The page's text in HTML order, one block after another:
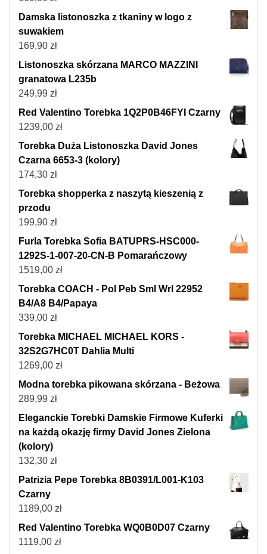
Damska listonoszka z tkaniny w logo z
suwakiem
169,90 zł
Listonoszka skórzana MARCO MAZZINI
granatowa L235b
249,99 zł
Red Valentino Torebka 1Q2P0B46FYI Czarny
1239,00 zł
Torebka Duża Listonoszka David Jones
Czarna 6653-3 (kolory)
174,30 zł
Torebka shopperka z naszytą kieszenią z
przodu
199,90 zł
Furla Torebka Sofia BATUPRS-HSC000-
1292S-1-007-20-CN-B Pomarańczowy
1519,00 zł
Torebka COACH - Pol Peb Sml Wrl 22952
B4/A8 B4/Papaya
339,00 zł
Torebka MICHAEL MICHAEL KORS -
32S2G7HC0T Dahlia Multi
1269,00 zł
Modna torebka pikowana skórzana - Beżowa
289,99 zł
Eleganckie Torebki Damskie Firmowe Kuferki
na każdą okazję firmy David Jones Zielona
(kolory)
132,30 zł
Patrizia Pepe Torebka 8B0391/L001-K103
Czarny
1189,00 zł
Red Valentino Torebka WQ0B0D07 Czarny
1119,00 zł